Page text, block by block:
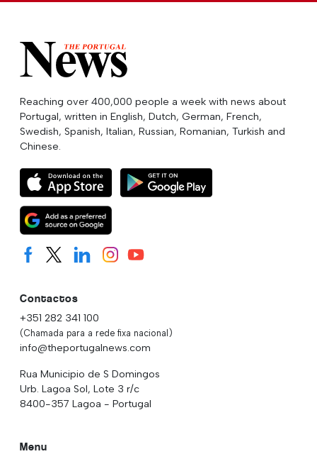
Reaching over 400,000 people a week with news about
Portugal, written in English, Dutch, German, French,
Swedish, Spanish, Italian, Russian, Romanian, Turkish and
Chinese.
Contactos
+351 282 341 100
(Chamada para a rede fixa nacional)
info@theportugalnews.com
Rua Municipio de S Domingos
Urb. Lagoa Sol, Lote 3 r/c
8400-357 Lagoa - Portugal
Menu